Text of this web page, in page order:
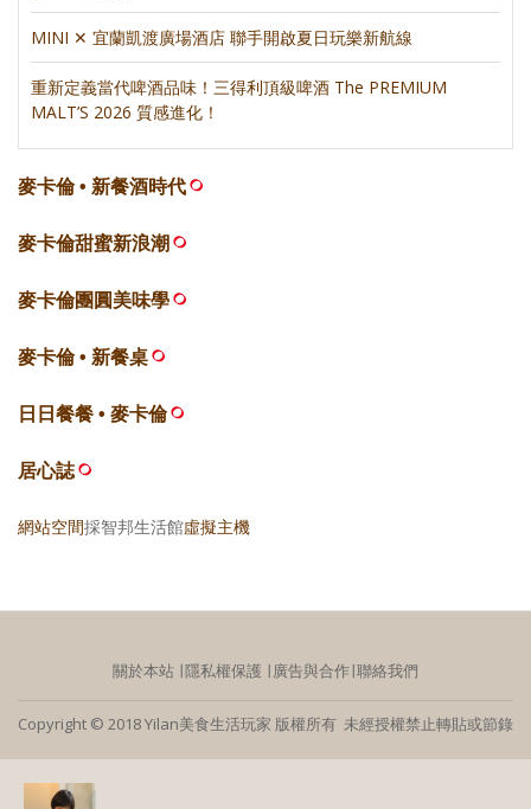
MINI ✕ 宜蘭凱渡廣場酒店 聯手開啟夏日玩樂新航線
重新定義當代啤酒品味！三得利頂級啤酒 The PREMIUM
MALT’S 2026 質感進化！
麥卡倫 • 新餐酒時代
麥卡倫甜蜜新浪潮
麥卡倫團圓美味學
麥卡倫 • 新餐桌
日日餐餐 • 麥卡倫
居心誌
網站空間採智邦生活館虛擬主機
關於本站 ∣隱私權保護 ∣ 廣告與合作∣聯絡我們
Copyright © 2018 Yilan美食生活玩家 版權所有 未經授權禁止轉貼或節錄